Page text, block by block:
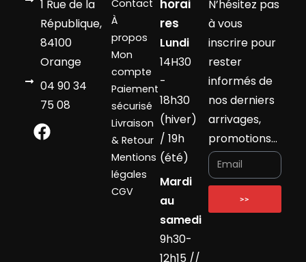
1 Rue de la
République,
84100
Orange
04 90 34
75 08
Contact
À
propos
Mon
compte
Paiement
sécurisé
Livraison
& Retour
Mentions
légales
CGV
horai
res
Lundi
14H30
-
18h30
(hiver)
/ 19h
(été)
Mardi
au
samedi
9h30-
12h15 //
N’hésitez pas
à vous
inscrire pour
rester
informés de
nos derniers
arrivages,
promotions…
>>